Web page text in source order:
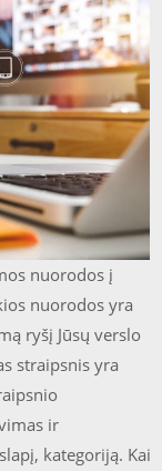
nuorodos į
nuorodos yra
ryšį Jūsų verslo
straipsnis yra
ir
kategoriją. Kai